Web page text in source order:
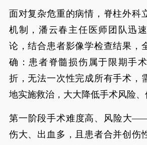
面对复杂危重的病情，脊柱外科
机制，潘云春主任医师团队迅
论，结合患者影像学检查结果，
确：患者脊髓损伤属于限期手
折，无法一次性完成所有手术，
地实施救治，大大降低手术风险、
第一阶段手术难度高、风险大
伤大、出血多，且患者合并创伤